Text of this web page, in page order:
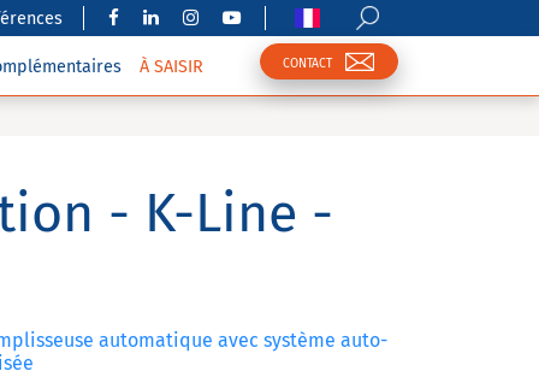
À SAISIR CONTACT
- K-Line -
automatique avec système auto-